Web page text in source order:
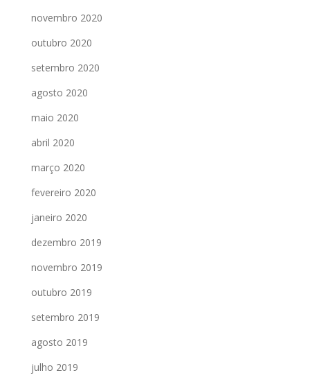
novembro 2020
outubro 2020
setembro 2020
agosto 2020
maio 2020
abril 2020
março 2020
fevereiro 2020
janeiro 2020
dezembro 2019
novembro 2019
outubro 2019
setembro 2019
agosto 2019
julho 2019